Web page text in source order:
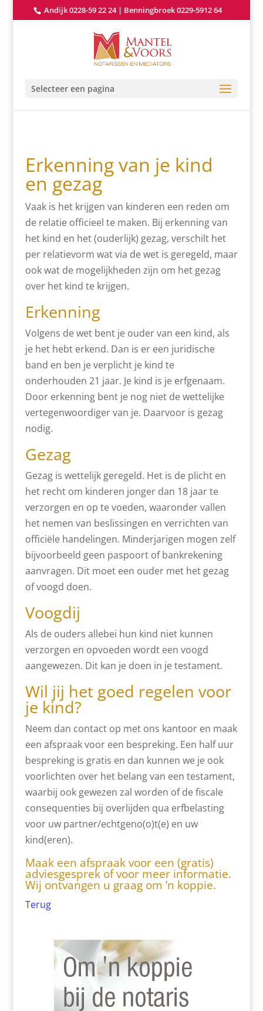
Andijk 0228-59 22 24| Benningbroek 0229-5912 64
Selecteer een pagina
Erkenning van je kind
en gezag
Vaak is het krijgen van kinderen een reden om
de relatie officieel te maken. Bij erkenning van
het kind en het (ouderlijk) gezag, verschilt het
per relatievorm wat via de wet is geregeld, maar
ook wat de mogelijkheden zijn om het gezag
over het kind te krijgen.
Erkenning
Volgens de wet bent je ouder van een kind, als
je het hebt erkend. Dan is er een juridische
band en ben je verplicht je kind te
onderhouden 21 jaar. Je kind is je erfgenaam.
Door erkenning bent je nog niet de wettelijke
vertegenwoordiger van je. Daarvoor is gezag
nodig.
Gezag
Gezag is wettelijk geregeld. Het is de plicht en
het recht om kinderen jonger dan 18 jaar te
verzorgen en op te voeden, waaronder vallen
het nemen van beslissingen en verrichten van
officiële handelingen. Minderjarigen mogen zelf
bijvoorbeeld geen paspoort of bankrekening
aanvragen. Dit moet een ouder met het gezag
of voogd doen.
Voogdij
Als de ouders allebei hun kind niet kunnen
verzorgen en opvoeden wordt een voogd
aangewezen. Dit kan je doen in je testament.
Wil jij het goed regelen voor
je kind?
Neem dan contact op met ons kantoor en maak
een afspraak voor een bespreking. Een half uur
bespreking is gratis en dan kunnen we je ook
voorlichten over het belang van een testament,
waarbij ook gewezen zal worden of de fiscale
consequenties bij overlijden qua erfbelasting
voor uw partner/echtgeno(o)t(e) en uw
kind(eren).
Maak een afspraakvoor een (gratis)
adviesgesprek of voor meer informatie.
Wij ontvangen u graag om ’n koppie.
Terug